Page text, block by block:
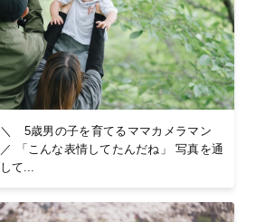
＼ 5歳男の子を育てるママカメラマン
／ 「こんな表情してたんだね」 写真を通
して...